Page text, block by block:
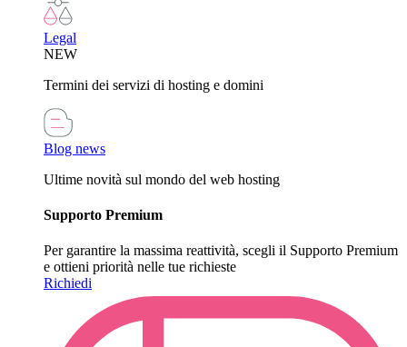
Legal
NEW
Termini dei servizi di hosting e domini
Blog news
Ultime novità sul mondo del web hosting
Supporto Premium
Per garantire la massima reattività, scegli il Supporto Premium
e ottieni priorità nelle tue richieste
Richiedi